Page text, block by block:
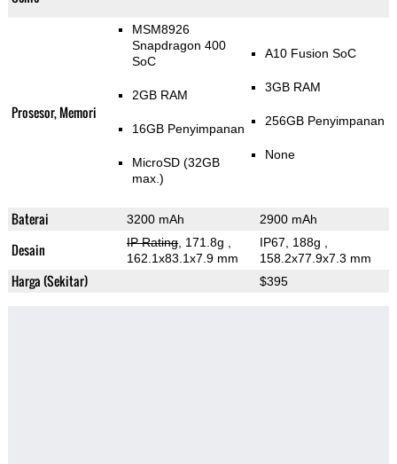
Prosesor, Memori
MSM8926
Snapdragon 400
SoC
2GB RAM
16GB Penyimpanan
MicroSD (32GB
max.)
A10 Fusion SoC
3GB RAM
256GB Penyimpanan
None
Baterai 3200 mAh 2900 mAh
Desain IP Rating, 171.8g
162.1x83.1x7.9 mm
IP67, 188g
158.2x77.9x7.3 mm
Harga (Sekitar) $395